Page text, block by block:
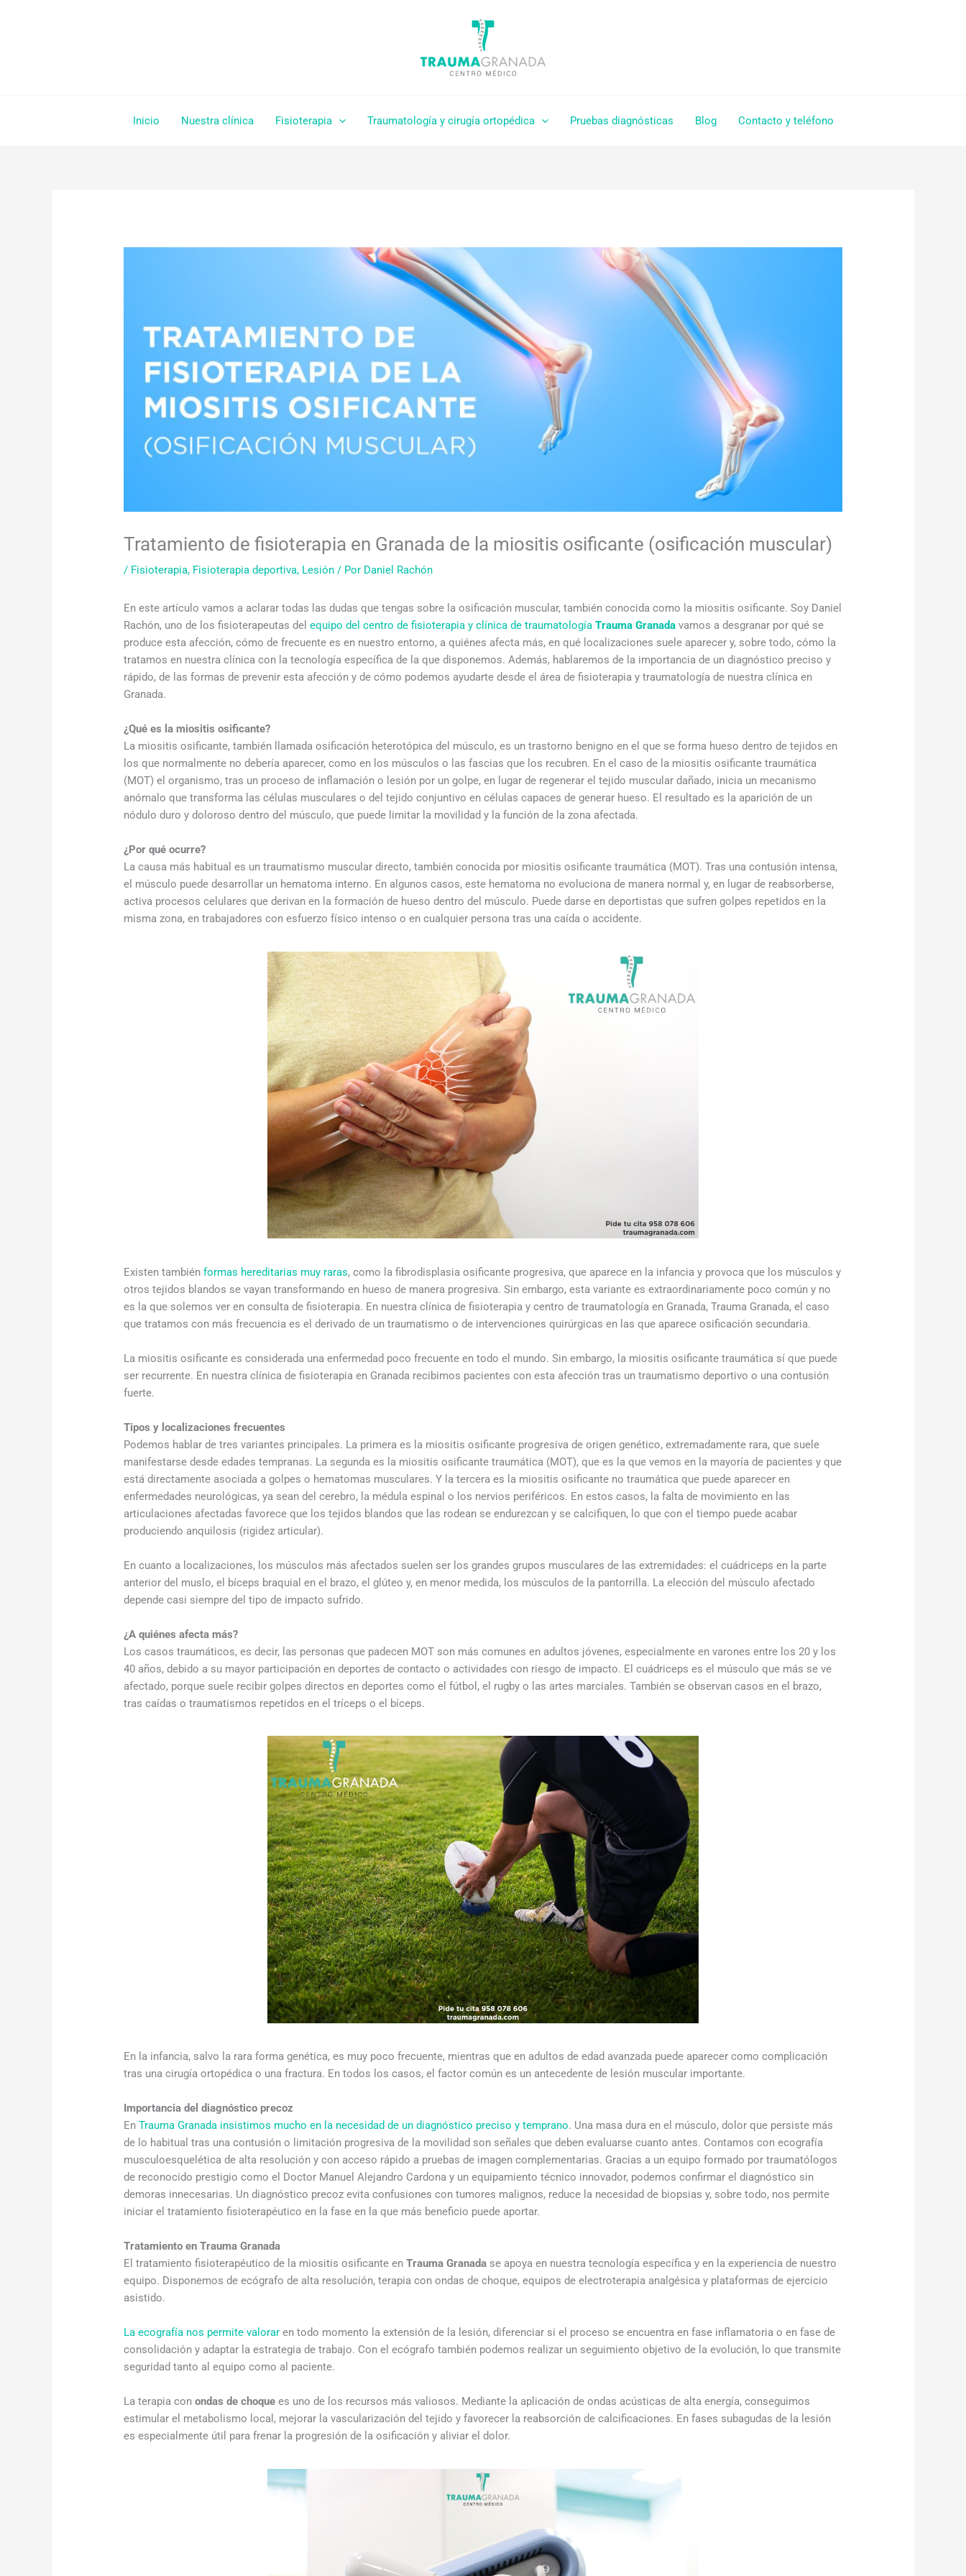
Inicio Nuestra clínica Fisioterapia Traumatología y cirugía ortopédica Pruebas diagnósticas Blog Contacto y teléfono
Tratamiento de fisioterapia en Granada de la miositis osificante (osificación muscular)
/ Fisioterapia, Fisioterapia deportiva, Lesión / Por Daniel Rachón
En este artículo vamos a aclarar todas las dudas que tengas sobre la osificación muscular, también conocida como la miositis osificante. Soy Daniel
Rachón, uno de los fisioterapeutas delequipo del centro de fisioterapia y clínica de traumatologíaTrauma Granada vamos a desgranar por qué se
produce esta afección, cómo de frecuente es en nuestro entorno, a quiénes afecta más, en qué localizaciones suele aparecer y, sobre todo, cómo la
tratamos en nuestra clínica con la tecnología específica de la que disponemos. Además, hablaremos de la importancia de un diagnóstico preciso y
rápido, de las formas de prevenir esta afección y de cómo podemos ayudarte desde el área de fisioterapia y traumatología de nuestra clínica en
Granada.
¿Qué es la miositis osificante?
La miositis osificante, también llamada osificación heterotópica del músculo, es un trastorno benigno en el que se forma hueso dentro de tejidos en
los que normalmente no debería aparecer, como en los músculos o las fascias que los recubren. En el caso de la miositis osificante traumática
(MOT) el organismo, tras un proceso de inflamación o lesión por un golpe, en lugar de regenerar el tejido muscular dañado, inicia un mecanismo
anómalo que transforma las células musculares o del tejido conjuntivo en células capaces de generar hueso. El resultado es la aparición de un
nódulo duro y doloroso dentro del músculo, que puede limitar la movilidad y la función de la zona afectada.
¿Por qué ocurre?
La causa más habitual es un traumatismo muscular directo, también conocida por miositis osificante traumática (MOT). Tras una contusión intensa,
el músculo puede desarrollar un hematoma interno. En algunos casos, este hematoma no evoluciona de manera normal y, en lugar de reabsorberse,
activa procesos celulares que derivan en la formación de hueso dentro del músculo. Puede darse en deportistas que sufren golpes repetidos en la
misma zona, en trabajadores con esfuerzo físico intenso o en cualquier persona tras una caída o accidente.
Existen tambiénformas hereditarias muy raras, como la fibrodisplasia osificante progresiva, que aparece en la infancia y provoca que los músculos y
otros tejidos blandos se vayan transformando en hueso de manera progresiva. Sin embargo, esta variante es extraordinariamente poco común y no
es la que solemos ver en consulta de fisioterapia. En nuestra clínica de fisioterapia y centro de traumatología en Granada, Trauma Granada, el caso
que tratamos con más frecuencia es el derivado de un traumatismo o de intervenciones quirúrgicas en las que aparece osificación secundaria.
La miositis osificante es considerada una enfermedad poco frecuente en todo el mundo. Sin embargo, la miositis osificante traumática sí que puede
ser recurrente. En nuestra clínica de fisioterapia en Granada recibimos pacientes con esta afección tras un traumatismo deportivo o una contusión
fuerte.
Tipos y localizaciones frecuentes
Podemos hablar de tres variantes principales. La primera es la miositis osificante progresiva de origen genético, extremadamente rara, que suele
manifestarse desde edades tempranas. La segunda es la miositis osificante traumática (MOT), que es la que vemos en la mayoría de pacientes y que
está directamente asociada a golpes o hematomas musculares. Y la tercera es la miositis osificante no traumática que puede aparecer en
enfermedades neurológicas, ya sean del cerebro, la médula espinal o los nervios periféricos. En estos casos, la falta de movimiento en las
articulaciones afectadas favorece que los tejidos blandos que las rodean se endurezcan y se calcifiquen, lo que con el tiempo puede acabar
produciendo anquilosis (rigidez articular).
En cuanto a localizaciones, los músculos más afectados suelen ser los grandes grupos musculares de las extremidades: el cuádriceps en la parte
anterior del muslo, el bíceps braquial en el brazo, el glúteo y, en menor medida, los músculos de la pantorrilla. La elección del músculo afectado
depende casi siempre del tipo de impacto sufrido.
¿A quiénes afecta más?
Los casos traumáticos, es decir, las personas que padecen MOT son más comunes en adultos jóvenes, especialmente en varones entre los 20 y los
40 años, debido a su mayor participación en deportes de contacto o actividades con riesgo de impacto. El cuádriceps es el músculo que más se ve
afectado, porque suele recibir golpes directos en deportes como el fútbol, el rugby o las artes marciales. También se observan casos en el brazo,
tras caídas o traumatismos repetidos en el tríceps o el bíceps.
En la infancia, salvo la rara forma genética, es muy poco frecuente, mientras que en adultos de edad avanzada puede aparecer como complicación
tras una cirugía ortopédica o una fractura. En todos los casos, el factor común es un antecedente de lesión muscular importante.
Importancia del diagnóstico precoz
EnTrauma Granada insistimos mucho en la necesidad de un diagnóstico preciso y temprano. Una masa dura en el músculo, dolor que persiste más
de lo habitual tras una contusión o limitación progresiva de la movilidad son señales que deben evaluarse cuanto antes. Contamos con ecografía
musculoesquelética de alta resolución y con acceso rápido a pruebas de imagen complementarias. Gracias a un equipo formado por traumatólogos
de reconocido prestigio como el Doctor Manuel Alejandro Cardona y un equipamiento técnico innovador, podemos confirmar el diagnóstico sin
demoras innecesarias. Un diagnóstico precoz evita confusiones con tumores malignos, reduce la necesidad de biopsias y, sobre todo, nos permite
iniciar el tratamiento fisioterapéutico en la fase en la que más beneficio puede aportar.
Tratamiento en Trauma Granada
El tratamiento fisioterapéutico de la miositis osificante enTrauma Granada se apoya en nuestra tecnología específica y en la experiencia de nuestro
equipo. Disponemos de ecógrafo de alta resolución, terapia con ondas de choque, equipos de electroterapia analgésica y plataformas de ejercicio
asistido.
La ecografía nos permite valorar en todo momento la extensión de la lesión, diferenciar si el proceso se encuentra en fase inflamatoria o en fase de
consolidación y adaptar la estrategia de trabajo. Con el ecógrafo también podemos realizar un seguimiento objetivo de la evolución, lo que transmite
seguridad tanto al equipo como al paciente.
La terapia conondas de choque es uno de los recursos más valiosos. Mediante la aplicación de ondas acústicas de alta energía, conseguimos
estimular el metabolismo local, mejorar la vascularización del tejido y favorecer la reabsorción de calcificaciones. En fases subagudas de la lesión
es especialmente útil para frenar la progresión de la osificación y aliviar el dolor.